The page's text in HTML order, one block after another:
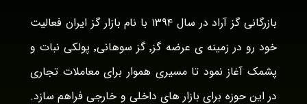
بازرگانی گز آراد در سال ۱۳۹۴ با نام بازار گز ایران فعالیت
خود رو در زمینه ی عرضه گز٬ گز سوهانی٬ پولکی نبات و
پشمک آغاز نمود تا مسیری هموار برای معاملات تجاری
در این حوزه برای بازار های داخلی و خارجی فراهم سازد.